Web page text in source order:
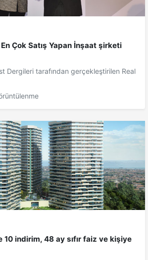
Çok Satış Yapan İnşaat şirketi
Dergileri tarafından gerçekleştirilen Real
10 indirim, 48 ay sıfır faiz ve kişiye